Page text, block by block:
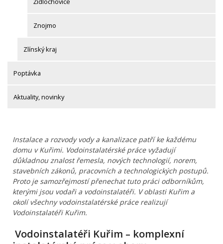
Znojmo
Zlínský kraj
Poptávka
Aktuality, novinky
Instalace a rozvody vody a kanalizace patří ke každému
domu v Kuřimi. Vodoinstalatérské práce vyžadují
důkladnou znalost řemesla, nových technologií, norem,
stavebních zákonů, pracovních a technologických postupů.
Proto je samozřejmostí přenechat tuto práci odborníkům,
kterými jsou vodaři a vodoinstalatéři. V oblasti Kuřim a
okolí všechny vodoinstalatérské práce realizují
Vodoinstalatéři Kuřim.
Vodoinstalatéři Kuřim – komplexní